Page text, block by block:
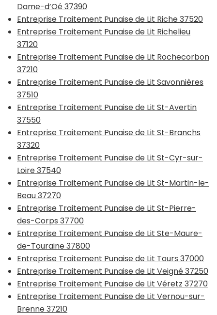
Dame-d’Oé 37390
Entreprise Traitement Punaise de Lit Riche 37520
Entreprise Traitement Punaise de Lit Richelieu
37120
Entreprise Traitement Punaise de Lit Rochecorbon
37210
Entreprise Traitement Punaise de Lit Savonnières
37510
Entreprise Traitement Punaise de Lit St-Avertin
37550
Entreprise Traitement Punaise de Lit St-Branchs
37320
Entreprise Traitement Punaise de Lit St-Cyr-sur-
Loire 37540
Entreprise Traitement Punaise de Lit St-Martin-le-
Beau 37270
Entreprise Traitement Punaise de Lit St-Pierre-
des-Corps 37700
Entreprise Traitement Punaise de Lit Ste-Maure-
de-Touraine 37800
Entreprise Traitement Punaise de Lit Tours 37000
Entreprise Traitement Punaise de Lit Veigné 37250
Entreprise Traitement Punaise de Lit Véretz 37270
Entreprise Traitement Punaise de Lit Vernou-sur-
Brenne 37210